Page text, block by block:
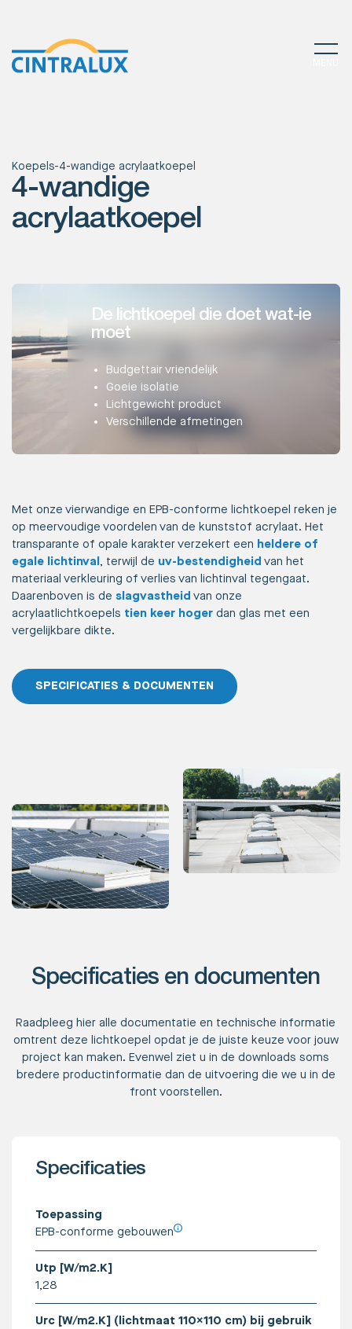
Koepels-4-wandige acrylaatkoepel
4-wandige
acrylaatkoepel
De lichtkoepel die doet wat-ie
moet
Budgettair vriendelijk
Goeie isolatie
Lichtgewicht product
Verschillende afmetingen
Met onze vierwandige en EPB-conforme lichtkoepel reken je
op meervoudige voordelen van de kunststof acrylaat. Het
transparante of opale karakter verzekert een heldere of
egale lichtinval , terwijl de uv-bestendigheid van het
materiaal verkleuring of verlies van lichtinval tegengaat.
Daarenboven is de slagvastheid van onze
acrylaatlichtkoepels tien keer hoger dan glas met een
vergelijkbare dikte.
SPECIFICATIES & DOCUMENTEN
Specificaties en documenten
Raadpleeg hier alle documentatie en technische informatie
omtrent deze lichtkoepel opdat je de juiste keuze voor jouw
project kan maken. Evenwel ziet u in de downloads soms
bredere productinformatie dan de uitvoering die we u in de
front voorstellen.
Specificaties
Toepassing
EPB-conforme gebouwen
Utp [W/m2.K]
1,28
Urc [W/m2.K] (lichtmaat 110x110 cm) bij gebruik